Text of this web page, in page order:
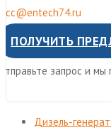
ПОЛУЧИТЬ
запрос и
Дизель-